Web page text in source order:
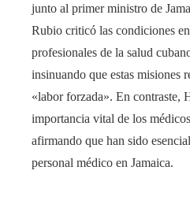
junto al primer ministro de
Rubio criticó las condiciones
profesionales de la salud
insinuando que estas misiones
«labor forzada». En contraste,
importancia vital de los
afirmando que han sido
personal médico en Jamaica.